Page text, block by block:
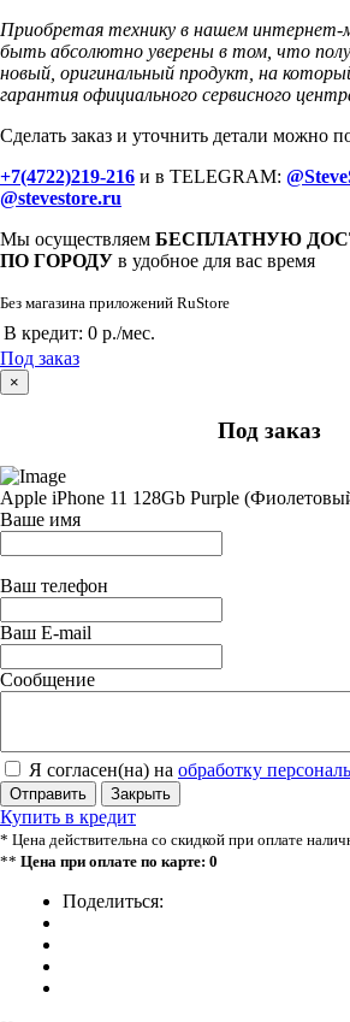
Приобретая технику в нашем
быть абсолютно уверены в том, что
новый, оригинальный продукт, на
гарантия официального сервисного
Сделать заказ и уточнить детали можно
+7(4722)219-216 и в TELEGRAM:
@stevestore.ru
Мы осуществляем БЕСПЛАТНУЮ
ПО ГОРОДУ в удобное для вас время
Без магазина приложений RuStore
В кредит: 0 р./мес.
Под заказ
×
Под заказ
Apple iPhone 11 128Gb Purple
Ваше имя
Ваш телефон
Ваш E-mail
Сообщение
Я согласен(на) на обработку
Отправить Закрыть
Купить в кредит
* Цена действительна со скидкой при оплате
** Цена при оплате по карте: 0
Поделиться: